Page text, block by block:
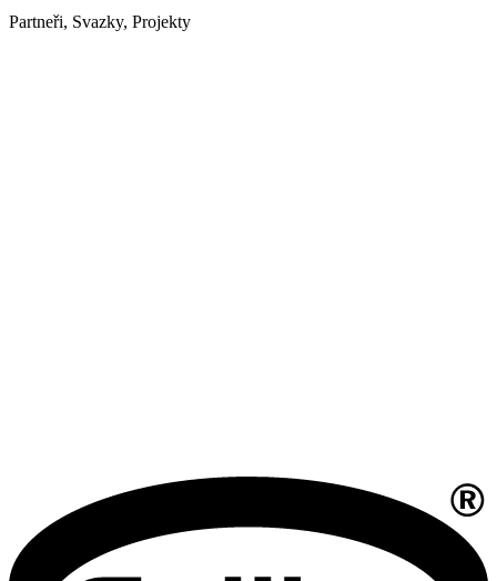
Partneři, Svazky, Projekty